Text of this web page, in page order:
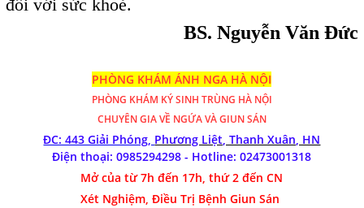
đối với sức khoẻ.
BS. Nguyễn Văn Đức
PHÒNG KHÁM ÁNH NGA HÀ NỘI
PHÒNG KHÁM KÝ SINH TRÙNG HÀ NỘI
CHUYÊN GIA VỀ NGỨA VÀ GIUN SÁN
ĐC: 443 Giải Phóng, Phương Liệt, Thanh Xuân, HN
Điện thoại: 0985294298 - Hotline:02473001318
Mở của từ 7h đến 17h, thứ 2 đến CN
Xét Nghiệm, Điều Trị Bệnh Giun Sán